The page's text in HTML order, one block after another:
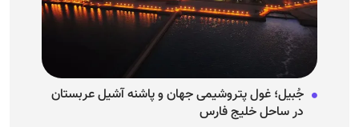
جُبیل؛ غول پتروشیمی جهان و پاشنه آشیل عربستان
در ساحل خلیج فارس